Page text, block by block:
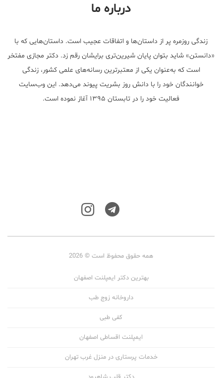
درباره ما
زندگی روزمره پر از داستان‌ها و اتفاقات عجیب است. داستان‌هایی که با
«دانستن» شاید بتوان پایان شیرین‌تری برایشان رقم زد. دکتر مجازی مفتخر
است که به‌عنوان یکی از معتبر‌ترین رسانه‌های علمی کشور، زندگی
خوانندگان خود را با دانش روز بشریت پیوند می‌دهد. این وب‌سایت
فعالیت خود را در تابستان ۱۳۹۵ آغاز نموده است.
همه حقوق محفوظ است © 2026
بهترین دکتر ایمپلنت اصفهان
داروخانه زوج طب
کفی طبی
ایمپلنت اقساطی اصفهان
خدمات پرستاری در منزل غرب تهران